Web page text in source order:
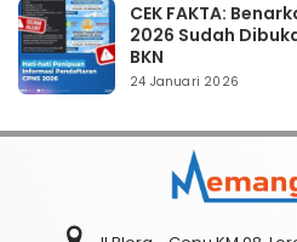
CEK FAKTA:
2026 Sudah
BKN
24 Januari 2026